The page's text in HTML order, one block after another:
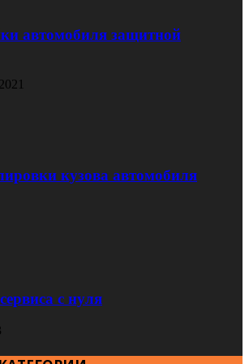
автомобиля защитной
кузова автомобиля
с нуля